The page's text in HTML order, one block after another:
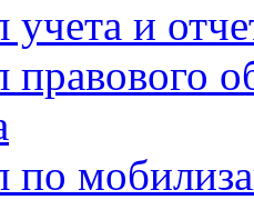
учета и
правового
по